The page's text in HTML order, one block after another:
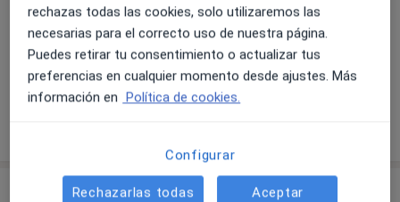
Láser ginecológico
Detalles
Consulta
rechazas todas las cookies, solo utilizaremos las
necesarias para el correcto uso de nuestra página.
Puedes retirar tu consentimiento o actualizar tus
preferencias en cualquier momento desde ajustes. Más
información en Política de cookies.
Configurar
Rechazarlas todas Aceptar